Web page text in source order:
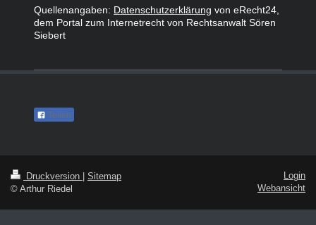
Quellenangaben: Datenschutzerklärung von eRecht24,
dem Portal zum Internetrecht von Rechtsanwalt Sören
Siebert
Teilen
Druckversion
Sitemap
© Arthur Riedel
Login
Webansicht